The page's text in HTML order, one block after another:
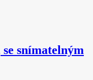
se snímatelným